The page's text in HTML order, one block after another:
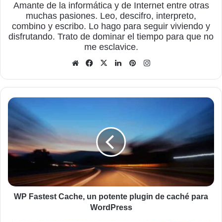
Amante de la informática y de Internet entre otras
muchas pasiones. Leo, descifro, interpreto,
combino y escribo. Lo hago para seguir viviendo y
disfrutando. Trato de dominar el tiempo para que no
me esclavice.
Sitio
Facebook
X LinkedInPinterest
WP
Fastest
Cache,
un
potente
plugin
caché
para
WordPress
WP Fastest Cache, un potente plugin de caché para
WordPress